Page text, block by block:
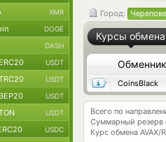
Город:
Курсы обмена
Обменник
CoinsBlack
Всего по
Суммарный резерв
Курс обмена AVAX/
XMR
DOGE
DASH
USDT
USDT
USDT
USDT
USDC